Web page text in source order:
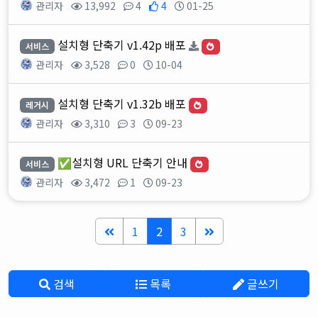
관리자 13,992 4 4 01-25
서비스 설치형 단축기 v1.42p 배포
관리자 3,528 0 10-04
레거시 설치형 단축기 v1.32b 배포
관리자 3,310 3 09-23
서비스 ✅설치형 URL 단축기 안내
관리자 3,472 1 09-23
1 2 3
검색 목록 글쓰기